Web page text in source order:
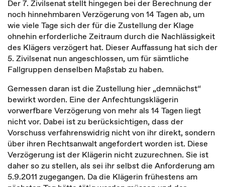
Der 7. Zivilsenat stellt hingegen bei der Berechnung der
noch hinnehmbaren Verzögerung von 14 Tagen ab, um
wie viele Tage sich der für die Zustellung der Klage
ohnehin erforderliche Zeitraum durch die Nachlässigkeit
des Klägers verzögert hat. Dieser Auffassung hat sich der
5. Zivilsenat nun angeschlossen, um für sämtliche
Fallgruppen denselben Maßstab zu haben.
Gemessen daran ist die Zustellung hier „demnächst“
bewirkt worden. Eine der Anfechtungsklägerin
vorwerfbare Verzögerung von mehr als 14 Tagen liegt
nicht vor. Dabei ist zu berücksichtigen, dass der
Vorschuss verfahrenswidrig nicht von ihr direkt, sondern
über ihren Rechtsanwalt angefordert worden ist. Diese
Verzögerung ist der Klägerin nicht zuzurechnen. Sie ist
daher so zu stellen, als sei ihr selbst die Anforderung am
5.9.2011 zugegangen. Da die Klägerin frühestens am